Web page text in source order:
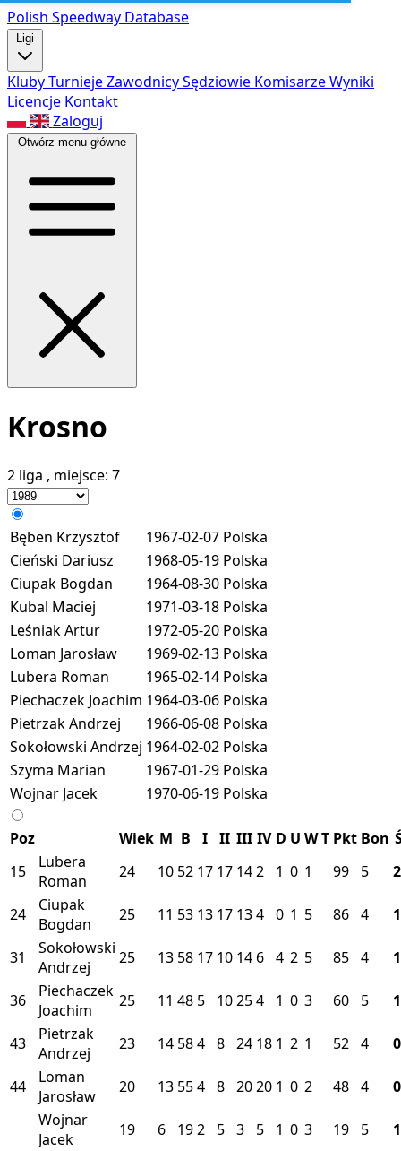
Polish Speedway Database
Ligi
KlubyTurniejeZawodnicySędziowie KomisarzeWyniki
Licencje Kontakt
Zaloguj
Otwórz menu główne
Krosno
2 liga , miejsce: 7
Bęben Krzysztof 1967-02-07 Polska
Cieński Dariusz
1968-05-19 Polska
Ciupak Bogdan
1964-08-30 Polska
Kubal Maciej
1971-03-18 Polska
Leśniak Artur
1972-05-20 Polska
Loman Jarosław
1969-02-13 Polska
Lubera Roman
1965-02-14 Polska
Piechaczek Joachim 1964-03-06 Polska
Pietrzak Andrzej
1966-06-08 Polska
Sokołowski Andrzej 1964-02-02 Polska
Szyma Marian
1967-01-29 Polska
Wojnar Jacek
1970-06-19 Polska
Poz Wiek M B I II III IV D U WT Pkt Bon
15
Lubera
Roman
24 10 52 17 17 142 1 0 1 99 5
24
Ciupak
Bogdan
25 11 53 13 17 134 0 1 5 86 4
31
Sokołowski
Andrzej
25 13 58 17 10 14 6 4 2 5 85 4
36
Piechaczek
Joachim
25 11 48 5 10254 1 0 3 60 5
43
Pietrzak
Andrzej
23 14 584 8 24 18 1 2 1 52 4
44
Loman
Jarosław
20 13 554 8 2020 1 0 2 48 4
Wojnar
Jacek
19 6 192 5 3 5 1 0 3 19 5